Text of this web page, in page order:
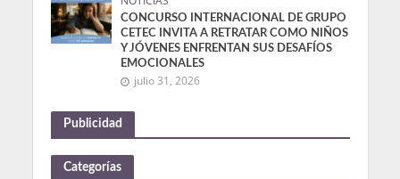
CONCURSO INTERNACIONAL DE GRUPO
CETEC INVITA A RETRATAR COMO NIÑOS
Y JÓVENES ENFRENTAN SUS DESAFÍOS
EMOCIONALES
julio 31, 2026
Publicidad
Categorías